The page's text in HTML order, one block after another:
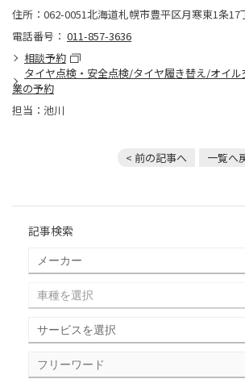
住所：062-0051北海道札幌市豊平区月寒東1条17
電話番号： 011-857-3636
相談予約
タイヤ点検・安全点検/タイヤ履き替え/オイ
業の予約
担当：池川
< 前の記事へ 一覧へ
記事検索